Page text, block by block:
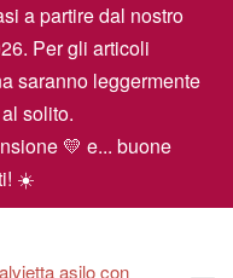
a partire dal nostro
Per gli articoli
saranno leggermente
solito.
💛 e... buone
☀️